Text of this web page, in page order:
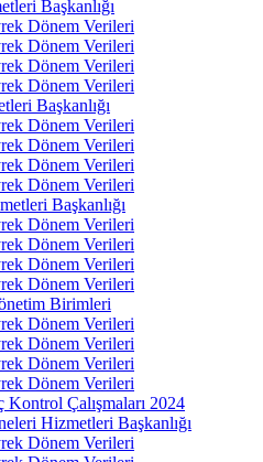
Başkanlığı
Dönem Verileri
Dönem Verileri
Dönem Verileri
Dönem Verileri
Başkanlığı
Dönem Verileri
Dönem Verileri
Dönem Verileri
Dönem Verileri
Başkanlığı
Dönem Verileri
Dönem Verileri
Dönem Verileri
Dönem Verileri
Birimleri
Dönem Verileri
Dönem Verileri
Dönem Verileri
Dönem Verileri
Kontrol Çalışmaları 2024
Hizmetleri Başkanlığı
Dönem Verileri